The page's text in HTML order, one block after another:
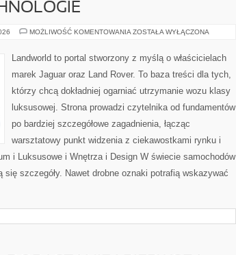
MOŻLIWOŚĆ KOMENTOWANIA INNOWACJE
ZOSTAŁA WYŁĄCZONA
Landworld to portal stworzony z myślą o właścicielach
marek Jaguar oraz Land Rover. To baza treści dla tych,
którzy chcą dokładniej ogarniać utrzymanie wozu klasy
luksusowej. Strona prowadzi czytelnika od fundamentów
po bardziej szczegółowe zagadnienia, łącząc
warsztatowy punkt widzenia z ciekawostkami rynku i
i Luksusowe i Wnętrza i Design W świecie samochodów
szczegóły. Nawet drobne oznaki potrafią wskazywać